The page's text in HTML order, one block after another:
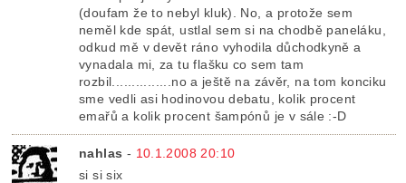
(doufam že to nebyl kluk). No, a protože sem
neměl kde spát, ustlal sem si na chodbě paneláku,
odkud mě v devět ráno vyhodila důchodkyně a
vynadala mi, za tu flašku co sem tam
rozbil...............no a ještě na závěr, na tom konciku
sme vedli asi hodinovou debatu, kolik procent
emařů a kolik procent šampónů je v sále :-D
nahlas - 10.1.2008 20:10
si si six